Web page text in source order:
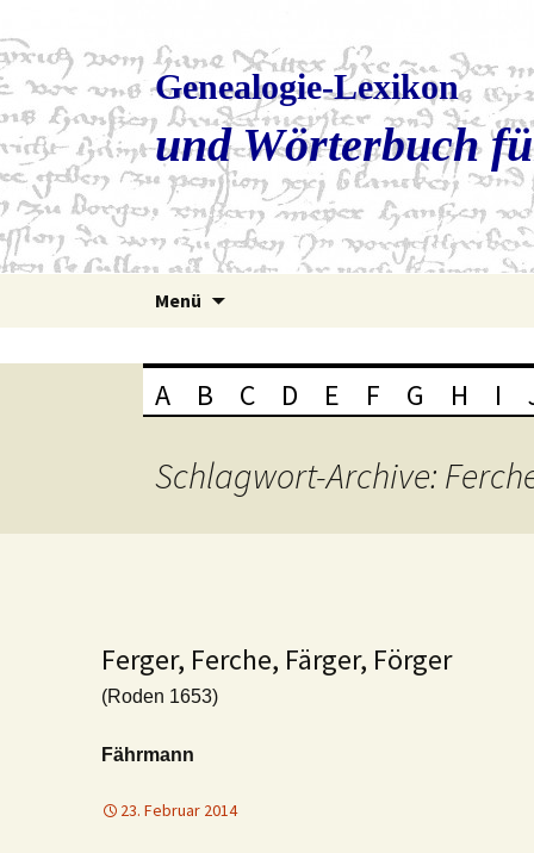
Genealogie-Lexikon
und Wörterbuch
Menü
A B C D E F G H I
Schlagwort-Archive:
Ferger, Ferche, Färger, Förger
(Roden 1653)
Fährmann
23. Februar 2014